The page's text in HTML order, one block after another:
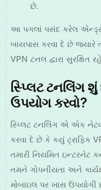
છે.
આ પગલાં પસંદ કરેલ
બાયપાસ કરવા દે છે જ્યારે
VPN ટનલ દ્વારા સુરક્ષિત
સ્પ્લિટ ટનલિંગ
ઉપયોગ કરવો?
સ્પ્લિટ ટનલિંગ એ એક
કરવા દે છે કે કયું ટ્રાફિક
તમારી નિયમિત ઇન્ટરનેટ
તમને ગોપનીયતા અને
મોબાઇલ પર ખાસ ઉપયોગી